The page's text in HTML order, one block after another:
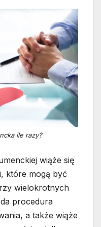
ile razy?
wiąże się
które mogą być
wielokrotnych
procedura
a także wiąże